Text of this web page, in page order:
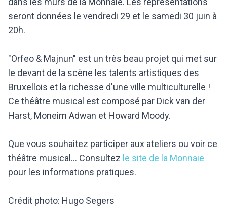
seront données le vendredi 29 et le samedi 30 juin à
20h.
"Orfeo & Majnun" est un très beau projet qui met sur
le devant de la scène les talents artistiques des
Bruxellois et la richesse d'une ville multiculturelle !
Ce théâtre musical est composé par Dick van der
Harst, Moneim Adwan et Howard Moody.
Que vous souhaitez participer aux ateliers ou voir ce
théâtre musical... Consultez le site de la Monnaie
pour les informations pratiques.
Crédit photo: Hugo Segers